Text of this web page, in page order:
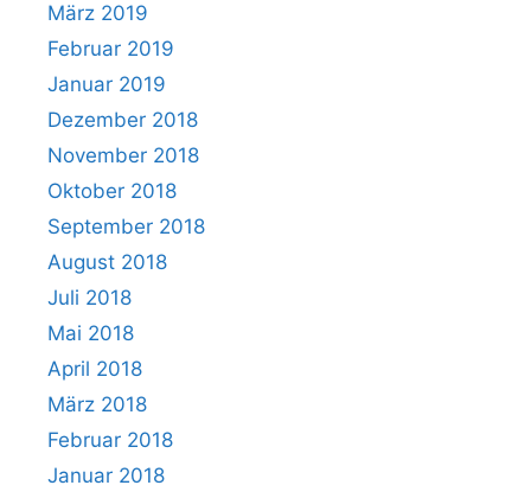
März 2019
Februar 2019
Januar 2019
Dezember 2018
November 2018
Oktober 2018
September 2018
August 2018
Juli 2018
Mai 2018
April 2018
März 2018
Februar 2018
Januar 2018